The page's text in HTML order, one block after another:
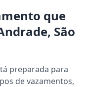
que
São
preparada para
de vazamentos,